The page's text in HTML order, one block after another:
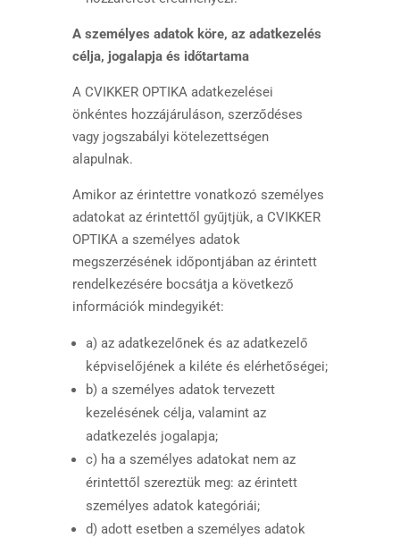
A személyes adatok köre, az adatkezelés
célja, jogalapja és időtartama
A CVIKKER OPTIKA adatkezelései
önkéntes hozzájáruláson, szerződéses
vagy jogszabályi kötelezettségen
alapulnak.
Amikor az érintettre vonatkozó személyes
adatokat az érintettől gyűjtjük, a CVIKKER
OPTIKA a személyes adatok
megszerzésének időpontjában az érintett
rendelkezésére bocsátja a következő
információk mindegyikét:
a) az adatkezelőnek és az adatkezelő
képviselőjének a kiléte és elérhetőségei;
b) a személyes adatok tervezett
kezelésének célja, valamint az
adatkezelés jogalapja;
c) ha a személyes adatokat nem az
érintettől szereztük meg: az érintett
személyes adatok kategóriái;
d) adott esetben a személyes adatok